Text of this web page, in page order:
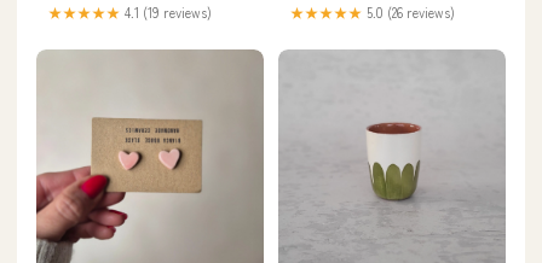
★★★★★ 4.1 (19 reviews) ★★★★★ 5.0 (26 reviews)